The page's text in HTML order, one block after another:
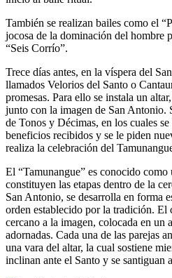
También se realizan bailes como el
jocosa de la dominación del hombre
“Seis Corrío”.
Trece días antes, en la víspera del
llamados Velorios del Santo o
promesas. Para ello se instala un
junto con la imagen de San Antonio.
de Tonos y Décimas, en los cuales
beneficios recibidos y se le piden
realiza la celebración del
El “Tamunangue” es conocido como
constituyen las etapas dentro de la
San Antonio, se desarrolla en forma
orden establecido por la tradición. El
cercano a la imagen, colocada en un
adornadas. Cada una de las parejas
una vara del altar, la cual sostiene
inclinan ante el Santo y se santiguan